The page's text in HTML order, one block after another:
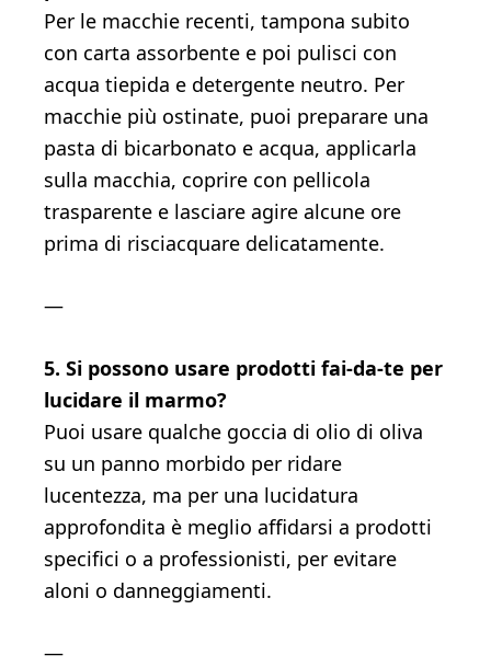
Per le macchie recenti, tampona subito
con carta assorbente e poi pulisci con
acqua tiepida e detergente neutro. Per
macchie più ostinate, puoi preparare una
pasta di bicarbonato e acqua, applicarla
sulla macchia, coprire con pellicola
trasparente e lasciare agire alcune ore
prima di risciacquare delicatamente.
—
5. Si possono usare prodotti fai-da-te per
lucidare il marmo?
Puoi usare qualche goccia di olio di oliva
su un panno morbido per ridare
lucentezza, ma per una lucidatura
approfondita è meglio affidarsi a prodotti
specifici o a professionisti, per evitare
aloni o danneggiamenti.
—